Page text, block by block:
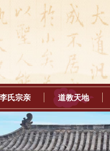
李氏宗亲 道教天地